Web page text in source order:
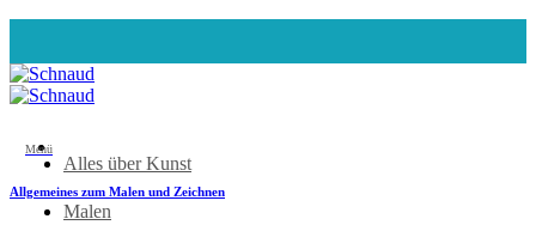
springen
Menü
Alles über Kunst
Malen
Allgemeines zum Malen und Zeichnen